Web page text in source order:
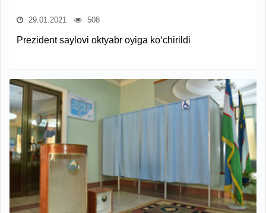
29.01.2021 508
Prezident saylovi oktyabr oyiga ko‘chirildi